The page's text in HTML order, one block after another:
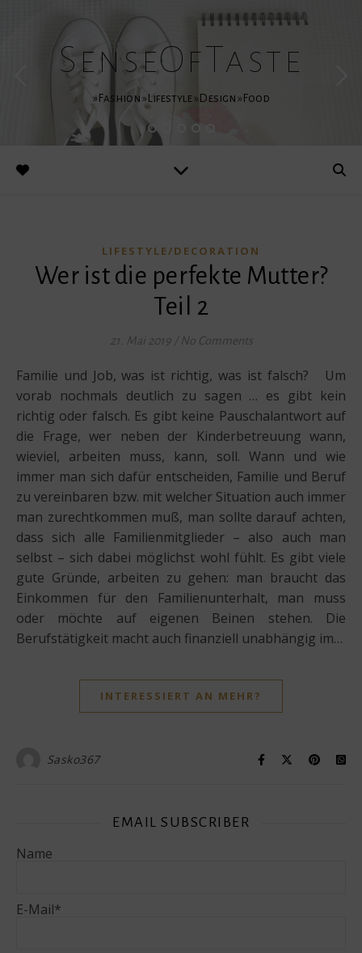
SenseOfTaste
»Fashion »Lifestyle »Design »Food
LIFESTYLE/DECORATION
Wer ist die perfekte Mutter?
Teil 2
21. Mai 2019 / No Comments
Familie und Job, was ist richtig, was ist falsch? Um
vorab nochmals deutlich zu sagen … es gibt kein
richtig oder falsch. Es gibt keine Pauschalantwort auf
die Frage, wer neben der Kinderbetreuung wann,
wieviel, arbeiten muss, kann, soll. Wann und wie
immer man sich dafür entscheiden, Familie und Beruf
zu vereinbaren bzw. mit welcher Situation auch immer
man zurechtkommen muß, man sollte darauf achten,
dass sich alle Familienmitglieder – also auch man
selbst – sich dabei möglichst wohl fühlt. Es gibt viele
gute Gründe, arbeiten zu gehen: man braucht das
Einkommen für den Familienunterhalt, man muss
oder möchte auf eigenen Beinen stehen. Die
Berufstätigkeit macht auch finanziell unabhängig im…
INTERESSIERT AN MEHR?
Sasko367
EMAIL SUBSCRIBER
Name
E-Mail*